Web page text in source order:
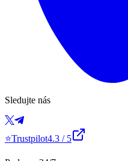
Sledujte nás
⭐Trustpilot4.3 / 5